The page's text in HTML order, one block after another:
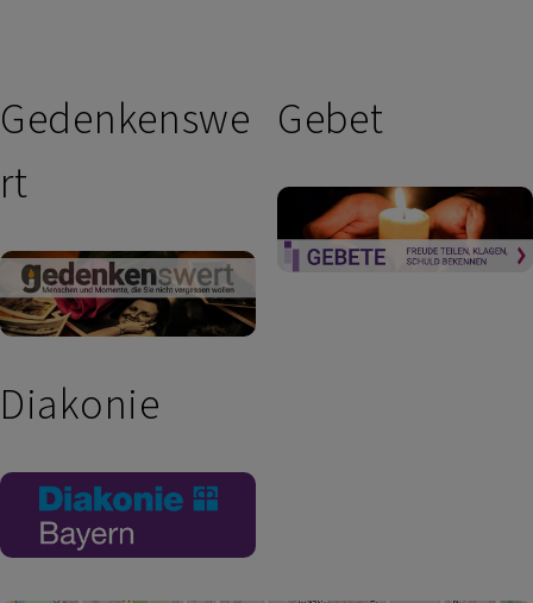
Gedenkenswe
rt
Gebet
Diakonie